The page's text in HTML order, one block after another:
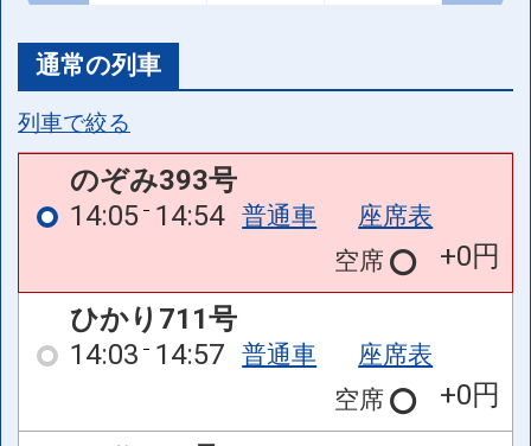
通常の列車
列車で絞る
のぞみ393号
14:05 14:54 普通車
座席表
空席
+0円
ひかり711号
14:03 14:57 普通車
座席表
空席
+0円